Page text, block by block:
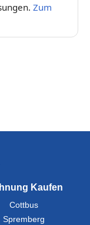
Zum
Kaufen
Cottbus
Spremberg